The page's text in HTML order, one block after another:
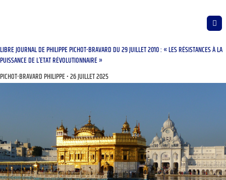
LIBRE JOURNAL DE PHILIPPE PICHOT-BRAVARD DU 29 JUILLET 2010 : « LES RÉSISTANCES À LA
PUISSANCE DE L’ETAT RÉVOLUTIONNAIRE »
PICHOT-BRAVARD PHILIPPE 26 JUILLET 2025